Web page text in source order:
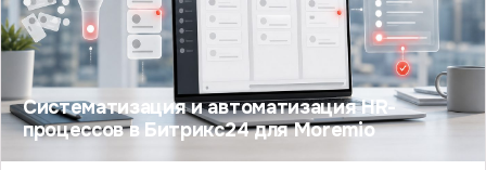
Систематизация и автоматизация HR-
процессов в Битрикс24 для Moremio